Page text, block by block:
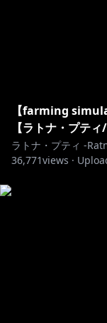
【farming
【ラトナ・プティ
ラトナ・プティ -
36,771views ·